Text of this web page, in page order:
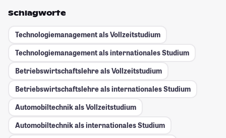
Schlagworte
Technologiemanagement als Vollzeitstudium
Technologiemanagement als internationales Studium
Betriebswirtschaftslehre als Vollzeitstudium
Betriebswirtschaftslehre als internationales Studium
Automobiltechnik als Vollzeitstudium
Automobiltechnik als internationales Studium